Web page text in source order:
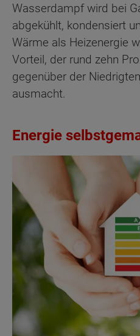
Wasserdampf wird bei
abgekühlt, kondensiert
Wärme als Heizenergie
Vorteil, der rund zehn
gegenüber der
ausmacht.
Energie